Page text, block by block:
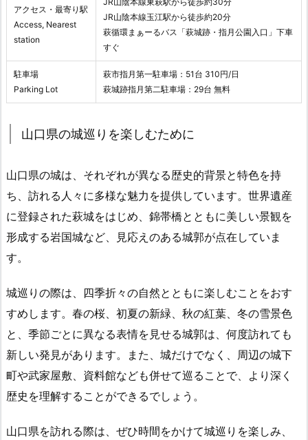
アクセス・最寄り駅
Access, Nearest
station
JR山陰本線玉江駅から徒歩約20分
萩循環まぁーるバス「萩城跡・指月公園入口」下車
すぐ
駐車場
Parking Lot
萩市指月第一駐車場：51台 310円/日
萩城跡指月第二駐車場：29台 無料
山口県の城巡りを楽しむために
山口県の城は、それぞれが異なる歴史的背景と特色を持
ち、訪れる人々に多様な魅力を提供しています。世界遺産
に登録された萩城をはじめ、錦帯橋とともに美しい景観を
形成する岩国城など、見応えのある城郭が点在していま
す。
城巡りの際は、四季折々の自然とともに楽しむことをおす
すめします。春の桜、初夏の新緑、秋の紅葉、冬の雪景色
と、季節ごとに異なる表情を見せる城郭は、何度訪れても
新しい発見があります。また、城だけでなく、周辺の城下
町や武家屋敷、資料館なども併せて巡ることで、より深く
歴史を理解することができるでしょう。
山口県を訪れる際は、ぜひ時間をかけて城巡りを楽しみ、